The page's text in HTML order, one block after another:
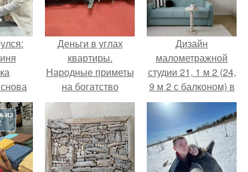
за
Деньги в углах
квартиры.
Народные приметы
на богатство
Дизайн
малометражной
студии 21, 1 м 2 (24,
9 м 2 с балконом) в
Краснодаре.